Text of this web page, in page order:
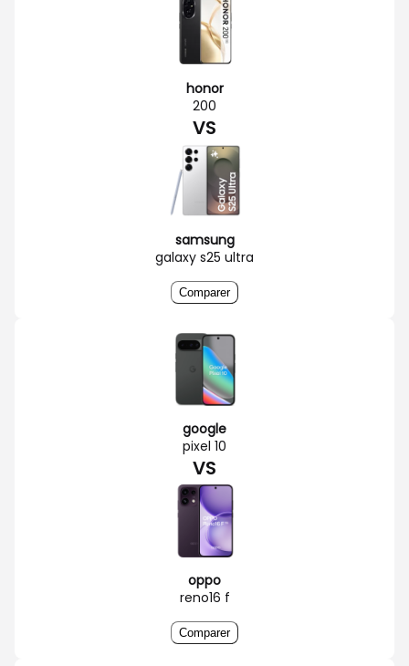
honor
200
VS
samsung
galaxy s25 ultra
Comparer
google
pixel 10
VS
oppo
reno16 f
Comparer